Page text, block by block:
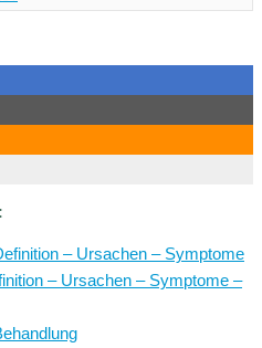
– Ursachen – Symptome
– Ursachen – Symptome –